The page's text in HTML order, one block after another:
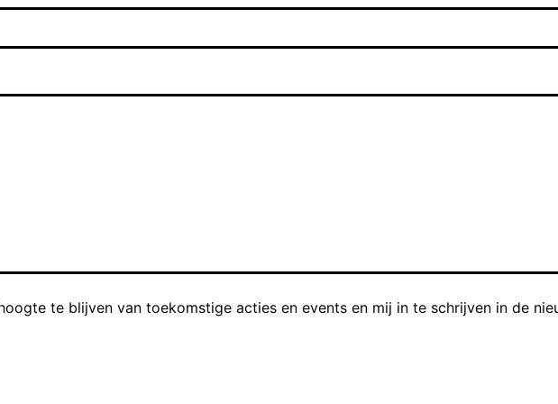
te blijven van toekomstige acties en events en mij in te schrijven in de